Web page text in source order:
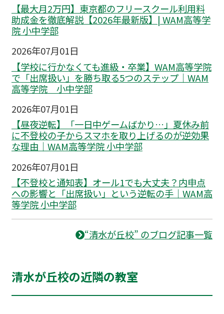
【最大月2万円】東京都のフリースクール利用料
助成金を徹底解説【2026年最新版】| WAM高等学
院 小中学部
2026年07月01日
【学校に行かなくても進級・卒業】WAM高等学院
で「出席扱い」を勝ち取る5つのステップ｜WAM
高等学院 小中学部
2026年07月01日
【昼夜逆転】「一日中ゲームばかり…」夏休み前
に不登校の子からスマホを取り上げるのが逆効果
な理由｜WAM高等学院 小中学部
2026年07月01日
【不登校と通知表】オール1でも大丈夫？内申点
への影響と「出席扱い」という逆転の手｜WAM高
等学院 小中学部
“清水が丘校” のブログ記事一覧
清水が丘校の近隣の教室